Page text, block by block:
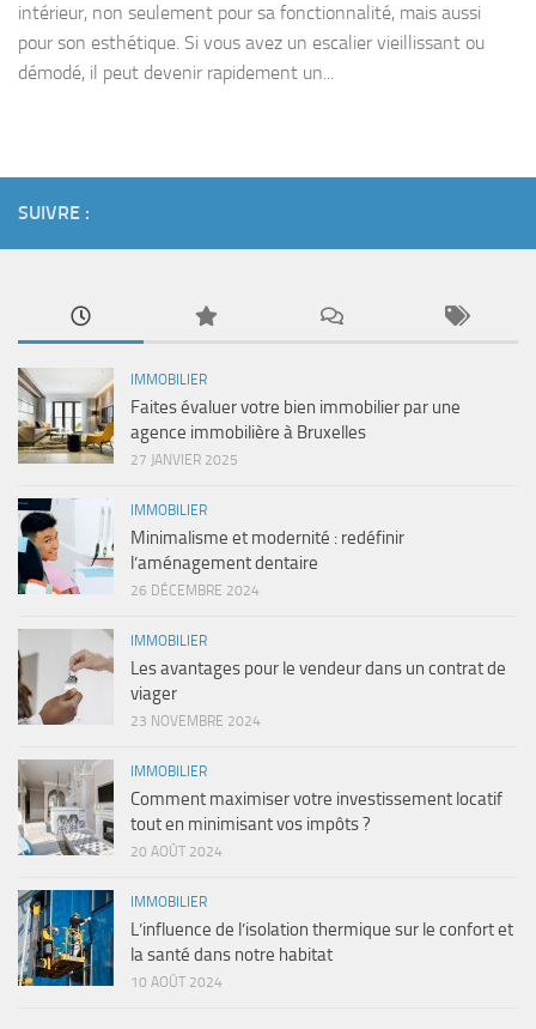
intérieur, non seulement pour sa fonctionnalité, mais aussi
pour son esthétique. Si vous avez un escalier vieillissant ou
démodé, il peut devenir rapidement un...
SUIVRE :
IMMOBILIER
Faites évaluer votre bien immobilier par une
agence immobilière à Bruxelles
27 JANVIER 2025
IMMOBILIER
Minimalisme et modernité : redéfinir
l’aménagement dentaire
26 DÉCEMBRE 2024
IMMOBILIER
Les avantages pour le vendeur dans un contrat de
viager
23 NOVEMBRE 2024
IMMOBILIER
Comment maximiser votre investissement locatif
tout en minimisant vos impôts ?
20 AOÛT 2024
IMMOBILIER
L’influence de l’isolation thermique sur le confort et
la santé dans notre habitat
10 AOÛT 2024